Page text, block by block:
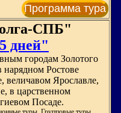
Программа тура
СПБ"
дней"
городам Золотого
нарядном Ростове
величавом Ярославле,
в царственном
Посаде.